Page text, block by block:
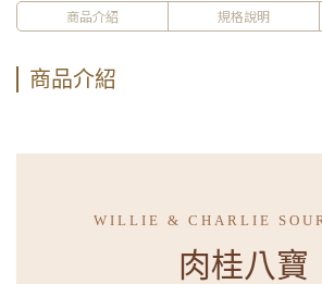
商品介紹 規格說明
商品介紹
WILLIE & CHARLIE
肉桂八寶